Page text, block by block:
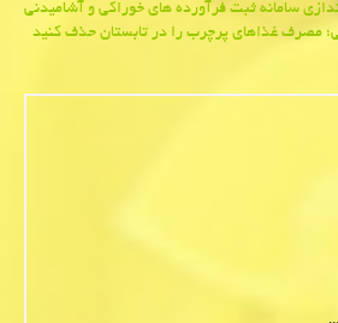
سامانه ثبت فرآورده های خوراکی و آشامیدنی
مصرف غذاهای پرچرب را در تابستان حذف کنید